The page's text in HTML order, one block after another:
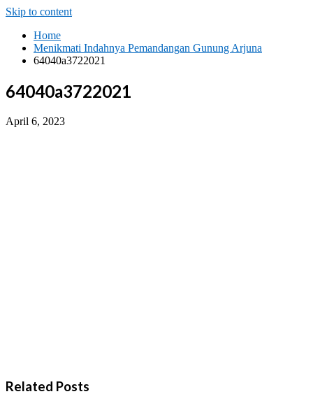
Skip to content
Home
Menikmati Indahnya Pemandangan Gunung Arjuna
64040a3722021
64040a3722021
April 6, 2023
Related Posts